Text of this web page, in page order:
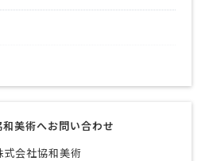
美術へお問い合わせ